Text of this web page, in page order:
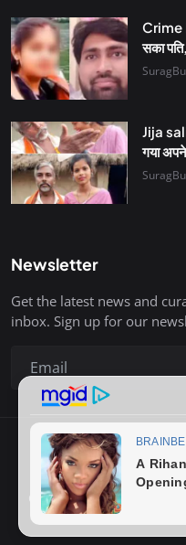
Crime
सका
Jija
गया
Newsletter
Get the latest news and
inbox. Sign up for our
Copyright © 2020-26
Contact
Terms &